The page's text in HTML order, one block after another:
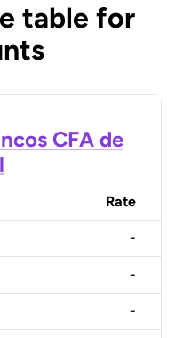
table for
CFA de
Rate
-
-
-